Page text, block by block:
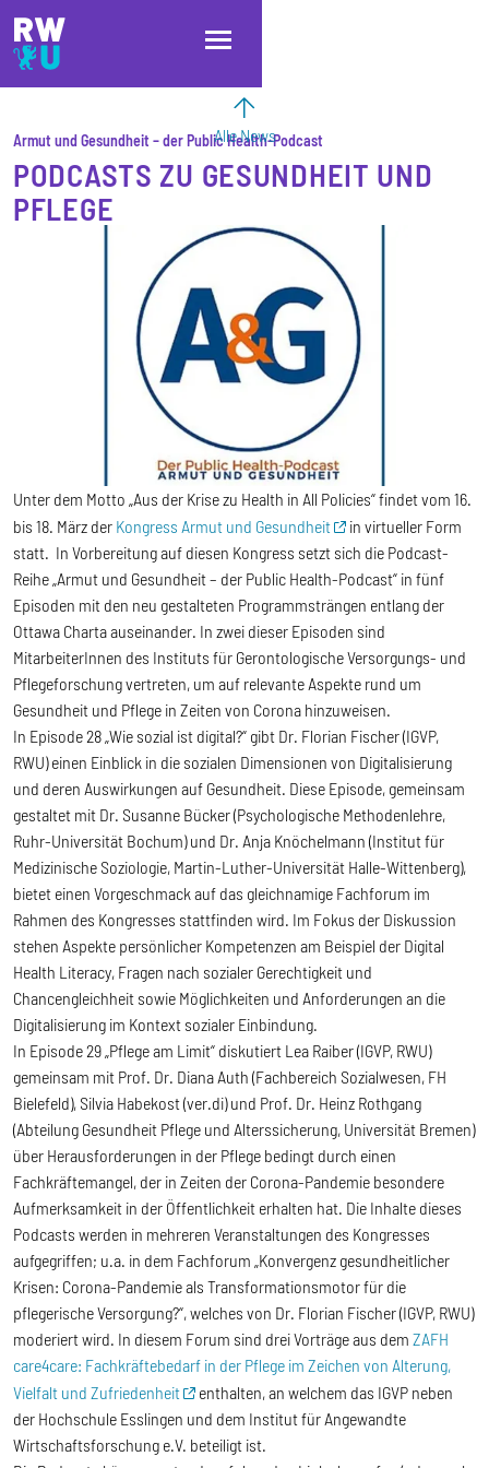
Direkt zum Inhalt
Direkt zur Hauptnavigation
Direkt zum Fußbereich
Alle News
Armut und Gesundheit – der Public Health-Podcast
PODCASTS ZU GESUNDHEIT UND
PFLEGE
Unter dem Motto „Aus der Krise zu Health in All Policies“ findet vom 16.
bis 18. März der Kongress Armut und Gesundheit
in virtueller Form
statt. In Vorbereitung auf diesen Kongress setzt sich die Podcast-
Reihe „Armut und Gesundheit – der Public Health-Podcast“ in fünf
Episoden mit den neu gestalteten Programmsträngen entlang der
Ottawa Charta auseinander. In zwei dieser Episoden sind
MitarbeiterInnen des Instituts für Gerontologische Versorgungs- und
Pflegeforschung vertreten, um auf relevante Aspekte rund um
Gesundheit und Pflege in Zeiten von Corona hinzuweisen.
In Episode 28 „Wie sozial ist digital?“ gibt Dr. Florian Fischer (IGVP,
RWU) einen Einblick in die sozialen Dimensionen von Digitalisierung
und deren Auswirkungen auf Gesundheit. Diese Episode, gemeinsam
gestaltet mit Dr. Susanne Bücker (Psychologische Methodenlehre,
Ruhr-Universität Bochum) und Dr. Anja Knöchelmann (Institut für
Medizinische Soziologie, Martin-Luther-Universität Halle-Wittenberg),
bietet einen Vorgeschmack auf das gleichnamige Fachforum im
Rahmen des Kongresses stattfinden wird. Im Fokus der Diskussion
stehen Aspekte persönlicher Kompetenzen am Beispiel der Digital
Health Literacy, Fragen nach sozialer Gerechtigkeit und
Chancengleichheit sowie Möglichkeiten und Anforderungen an die
Digitalisierung im Kontext sozialer Einbindung.
In Episode 29 „Pflege am Limit“ diskutiert Lea Raiber (IGVP, RWU)
gemeinsam mit Prof. Dr. Diana Auth (Fachbereich Sozialwesen, FH
Bielefeld), Silvia Habekost (ver.di) und Prof. Dr. Heinz Rothgang
(Abteilung Gesundheit Pflege und Alterssicherung, Universität Bremen)
über Herausforderungen in der Pflege bedingt durch einen
Fachkräftemangel, der in Zeiten der Corona-Pandemie besondere
Aufmerksamkeit in der Öffentlichkeit erhalten hat. Die Inhalte dieses
Podcasts werden in mehreren Veranstaltungen des Kongresses
aufgegriffen; u.a. in dem Fachforum „Konvergenz gesundheitlicher
Krisen: Corona-Pandemie als Transformationsmotor für die
pflegerische Versorgung?“, welches von Dr. Florian Fischer (IGVP, RWU)
moderiert wird. In diesem Forum sind drei Vorträge aus dem ZAFH
care4care: Fachkräftebedarf in der Pflege im Zeichen von Alterung,
Vielfalt und Zufriedenheit
enthalten, an welchem das IGVP neben
der Hochschule Esslingen und dem Institut für Angewandte
Wirtschaftsforschung e.V. beteiligt ist.